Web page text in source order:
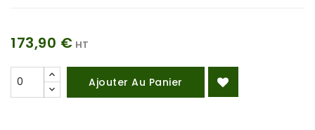
173,90 € HT
Ajouter Au Panier